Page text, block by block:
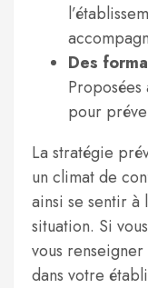
Des
Proposées
pour
La stratégie
un climat de
ainsi se sentir à
situation. Si
vous
dans votre